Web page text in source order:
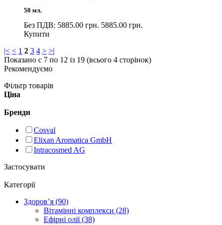
50 мл.
Без ПДВ: 5885.00 грн. 5885.00 грн.
Купити
|< < 1 2 3 4 > >|
Показано с 7 по 12 із 19 (всього 4 сторінок)
Рекомендуємо
Фільтр товарів
Ціна
Бренди
Cosval
Elixan Aromatica GmbH
Intracosmed AG
Застосувати
Категорії
Здоров’я (90)
Вітамінні комплекси (28)
Ефірні олії (38)